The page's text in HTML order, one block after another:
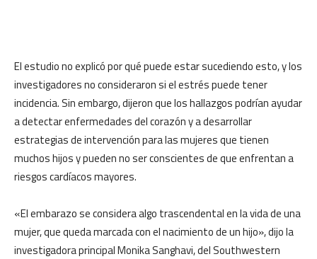
El estudio no explicó por qué puede estar sucediendo esto, y los
investigadores no consideraron si el estrés puede tener
incidencia. Sin embargo, dijeron que los hallazgos podrían ayudar
a detectar enfermedades del corazón y a desarrollar
estrategias de intervención para las mujeres que tienen
muchos hijos y pueden no ser conscientes de que enfrentan a
riesgos cardíacos mayores.
«El embarazo se considera algo trascendental en la vida de una
mujer, que queda marcada con el nacimiento de un hijo», dijo la
investigadora principal Monika Sanghavi, del Southwestern